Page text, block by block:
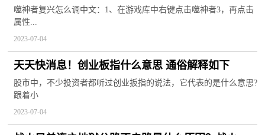
噬神者复兴怎么调中文：1、在游戏库中右键点击噬神者3，再点击
属性...
2023-07-04
天天快消息！创业板指什么意思 通俗解释如下
股市中，不少投资者都听过创业扳指的说法，它代表的是什么意思?
跟着小
2023-07-04